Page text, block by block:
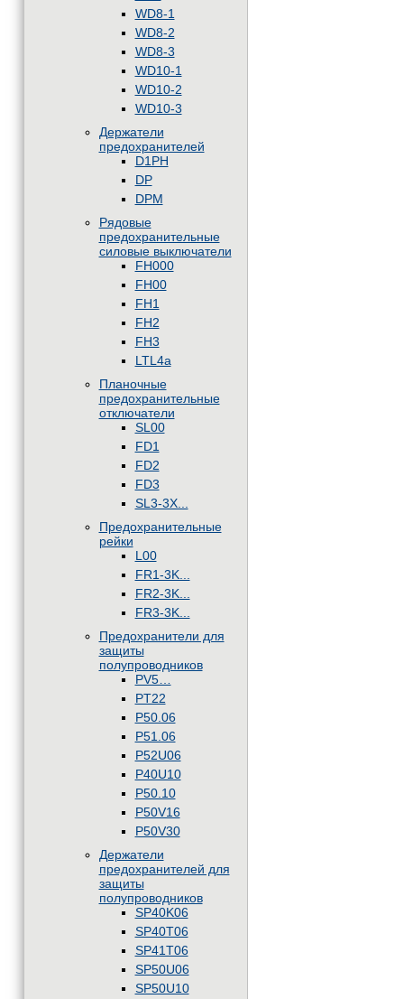
WD8-1
WD8-2
WD8-3
WD10-1
WD10-2
WD10-3
Держатели
предохранителей
D1PH
DP
DPM
Рядовые
предохранительные
силовые выключатели
FH000
FH00
FH1
FH2
FH3
LTL4a
Планочные
предохранительные
отключатели
SL00
FD1
FD2
FD3
SL3-3X...
Предохранительные
рейки
L00
FR1-3K...
FR2-3K...
FR3-3K...
Предохранители для
защиты
полупроводников
PV5…
PT22
P50.06
P51.06
P52U06
P40U10
P50.10
P50V16
P50V30
Держатели
предохранителей для
защиты
полупроводников
SP40K06
SP40T06
SP41T06
SP50U06
SP50U10